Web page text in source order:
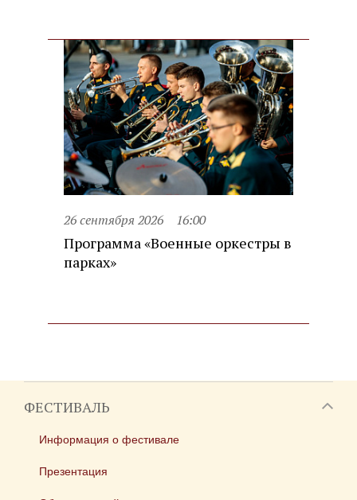
26 сентября 2026 16:00
Программа «Военные оркестры в
парках»
ФЕСТИВАЛЬ
Информация о фестивале
Презентация